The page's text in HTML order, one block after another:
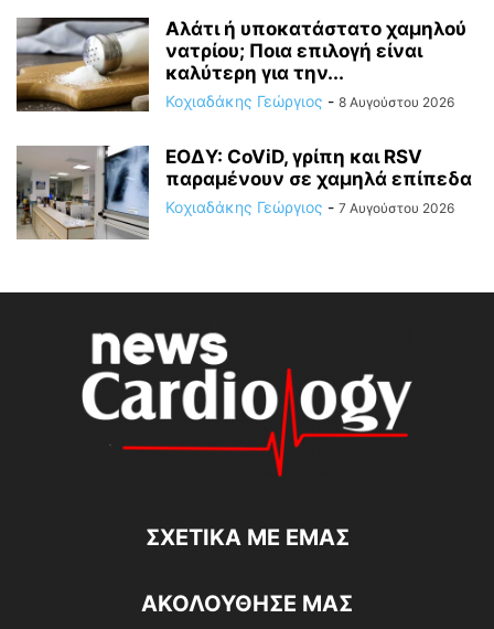
Αλάτι ή υποκατάστατο χαμηλού
νατρίου; Ποια επιλογή είναι
καλύτερη για την...
Κοχιαδάκης Γεώργιος - 8 Αυγούστου 2026
ΕΟΔΥ: CoViD, γρίπη και RSV
παραμένουν σε χαμηλά επίπεδα
Κοχιαδάκης Γεώργιος - 7 Αυγούστου 2026
ΣΧΕΤΙΚΆ ΜΕ ΕΜΆΣ
ΑΚΟΛΟΥΘΗΣΕ ΜΑΣ